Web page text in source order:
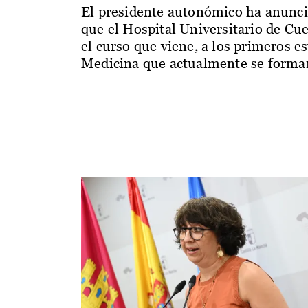
El presidente autonómico ha
que el Hospital Universitario de
el curso que viene, a los primeros
Medicina que actualmente se